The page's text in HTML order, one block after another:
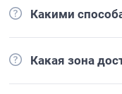
Какими
Какая зона